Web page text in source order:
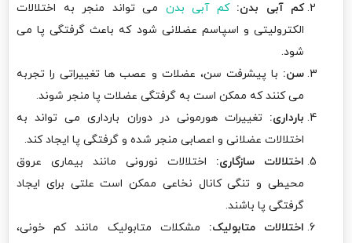
کم آبی بدن: کم آبی بدن می تواند منجر به اختلالات
الکترولیتی و اسپاسم عضلانی شود که باعث گرفتگی پا می
شود.
سن: با پیشرفت سن، عضلات و عصب ها تغییراتی را تجربه
می کنند که ممکن است به گرفتگی عضلات پا منجر شوند.
بارداری: تغییرات هورمونی در دوران بارداری می تواند به
اختلالات عضلانی و اعصابی منجر شده و گرفتگی پا ایجاد کند.
اختلالات سازگاری: اختلالات نورونی مانند بیماری عروق
محیطی و تنگی کانال نخاعی ممکن است علتی برای ایجاد
گرفتگی پا باشند.
اختلالات متابولیک: مشکلات متابولیک مانند کم خونی،